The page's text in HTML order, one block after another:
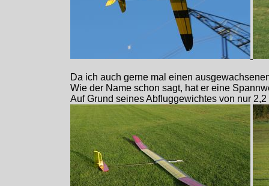
Da ich auch gerne mal einen
Wie der Name schon sagt, hat er eine
Auf Grund seines Abfluggewichtes von nur